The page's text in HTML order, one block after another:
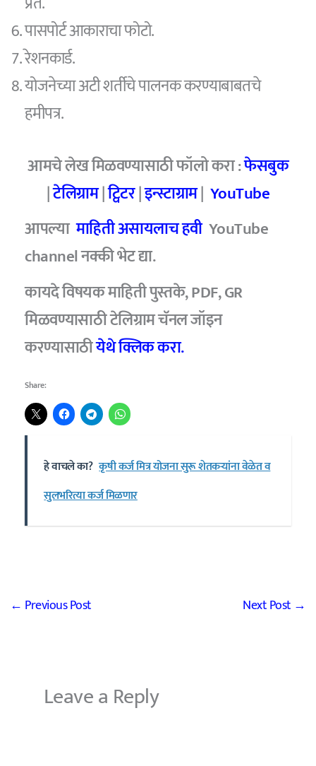
पासपोर्ट आकाराचा फोटो.
रेशनकार्ड.
योजनेच्या अटी शर्तीचे पालनक करण्याबाबतचे
हमीपत्र.
आमचे लेख मिळवण्यासाठी फॉलो करा :फेसबुक
|टेलिग्राम|ट्विटर|इन्स्टाग्राम| YouTube
आपल्यामाहिती असायलाच हवीYouTube
channelनक्की भेट द्या.
कायदे विषयक माहिती पुस्तके, PDF, GR
मिळवण्यासाठी टेलिग्राम चॅनल जॉइन
करण्यासाठीयेथे क्लिक करा.
Share:
हे वाचले का? कृषी कर्ज मित्र योजना सुरू शेतकऱ्यांना वेळेत व
सुलभरित्या कर्ज मिळणार
← Previous Post Next Post →
Leave a Reply